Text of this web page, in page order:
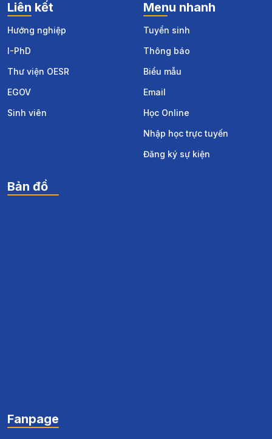
Liên kết
Hướng nghiệp
I-PhD
Thư viện OESR
EGOV
Sinh viên
Menu nhanh
Tuyển sinh
Thông báo
Biểu mẫu
Email
Học Online
Nhập học trực tuyến
Đăng ký sự kiện
Bản đồ
Fanpage